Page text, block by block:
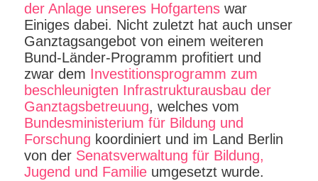
der Anlage unseres Hofgartenswar
Einiges dabei. Nicht zuletzt hat auch unser
Ganztagsangebot von einem weiteren
Bund-Länder-Programm profitiert und
zwar dem Investitionsprogramm zum
beschleunigten Infrastrukturausbau der
Ganztagsbetreuung, welches vom
Bundesministerium für Bildung und
Forschung koordiniert und im Land Berlin
von der Senatsverwaltung für Bildung,
Jugend und Familie umgesetzt wurde.